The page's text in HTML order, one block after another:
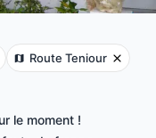
Route Teniour
le moment !